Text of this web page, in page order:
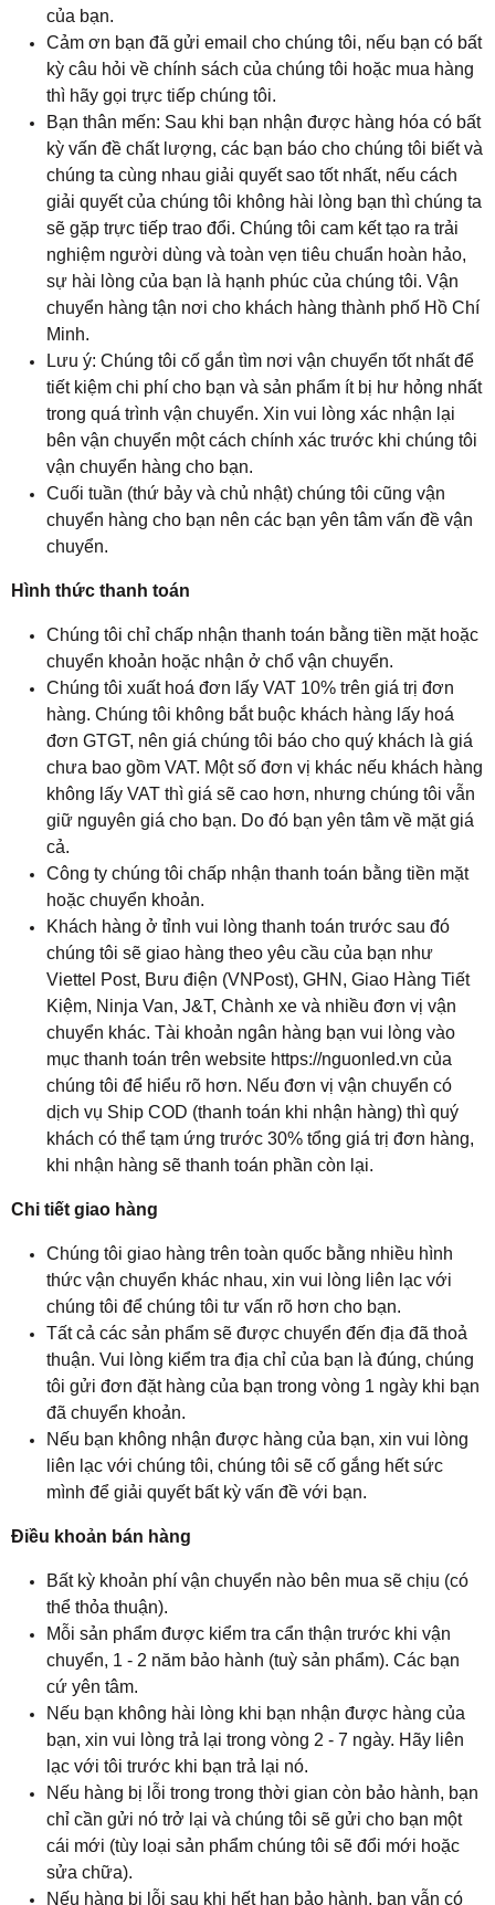
của bạn.
Cảm ơn bạn đã gửi email cho chúng tôi, nếu bạn có bất
kỳ câu hỏi về chính sách của chúng tôi hoặc mua hàng
thì hãy gọi trực tiếp chúng tôi.
Bạn thân mến: Sau khi bạn nhận được hàng hóa có bất
kỳ vấn đề chất lượng, các bạn báo cho chúng tôi biết và
chúng ta cùng nhau giải quyết sao tốt nhất, nếu cách
giải quyết của chúng tôi không hài lòng bạn thì chúng ta
sẽ gặp trực tiếp trao đổi. Chúng tôi cam kết tạo ra trải
nghiệm người dùng và toàn vẹn tiêu chuẩn hoàn hảo,
sự hài lòng của bạn là hạnh phúc của chúng tôi. Vận
chuyển hàng tận nơi cho khách hàng thành phố Hồ Chí
Minh.
Lưu ý: Chúng tôi cố gắn tìm nơi vận chuyển tốt nhất để
tiết kiệm chi phí cho bạn và sản phẩm ít bị hư hỏng nhất
trong quá trình vận chuyển. Xin vui lòng xác nhận lại
bên vận chuyển một cách chính xác trước khi chúng tôi
vận chuyển hàng cho bạn.
Cuối tuần (thứ bảy và chủ nhật) chúng tôi cũng vận
chuyển hàng cho bạn nên các bạn yên tâm vấn đề vận
chuyển.
Hình thức thanh toán
Chúng tôi chỉ chấp nhận thanh toán bằng tiền mặt hoặc
chuyển khoản hoặc nhận ở chổ vận chuyển.
Chúng tôi xuất hoá đơn lấy VAT 10% trên giá trị đơn
hàng. Chúng tôi không bắt buộc khách hàng lấy hoá
đơn GTGT, nên giá chúng tôi báo cho quý khách là giá
chưa bao gồm VAT. Một số đơn vị khác nếu khách hàng
không lấy VAT thì giá sẽ cao hơn, nhưng chúng tôi vẫn
giữ nguyên giá cho bạn. Do đó bạn yên tâm về mặt giá
cả.
Công ty chúng tôi chấp nhận thanh toán bằng tiền mặt
hoặc chuyển khoản.
Khách hàng ở tỉnh vui lòng thanh toán trước sau đó
chúng tôi sẽ giao hàng theo yêu cầu của bạn như
Viettel Post, Bưu điện (VNPost), GHN, Giao Hàng Tiết
Kiệm, Ninja Van, J&T, Chành xe và nhiều đơn vị vận
chuyển khác. Tài khoản ngân hàng bạn vui lòng vào
mục thanh toán trên website https://nguonled.vn của
chúng tôi để hiểu rõ hơn. Nếu đơn vị vận chuyển có
dịch vụ Ship COD (thanh toán khi nhận hàng) thì quý
khách có thể tạm ứng trước 30% tổng giá trị đơn hàng,
khi nhận hàng sẽ thanh toán phần còn lại.
Chi tiết giao hàng
Chúng tôi giao hàng trên toàn quốc bằng nhiều hình
thức vận chuyển khác nhau, xin vui lòng liên lạc với
chúng tôi để chúng tôi tư vấn rõ hơn cho bạn.
Tất cả các sản phẩm sẽ được chuyển đến địa đã thoả
thuận. Vui lòng kiểm tra địa chỉ của bạn là đúng, chúng
tôi gửi đơn đặt hàng của bạn trong vòng 1 ngày khi bạn
đã chuyển khoản.
Nếu bạn không nhận được hàng của bạn, xin vui lòng
liên lạc với chúng tôi, chúng tôi sẽ cố gắng hết sức
mình để giải quyết bất kỳ vấn đề với bạn.
Điều khoản bán hàng
Bất kỳ khoản phí vận chuyển nào bên mua sẽ chịu (có
thể thỏa thuận).
Mỗi sản phẩm được kiểm tra cẩn thận trước khi vận
chuyển, 1 - 2 năm bảo hành (tuỳ sản phẩm). Các bạn
cứ yên tâm.
Nếu bạn không hài lòng khi bạn nhận được hàng của
bạn, xin vui lòng trả lại trong vòng 2 - 7 ngày. Hãy liên
lạc với tôi trước khi bạn trả lại nó.
Nếu hàng bị lỗi trong trong thời gian còn bảo hành, bạn
chỉ cần gửi nó trở lại và chúng tôi sẽ gửi cho bạn một
cái mới (tùy loại sản phẩm chúng tôi sẽ đổi mới hoặc
sửa chữa).
Nếu hàng bị lỗi sau khi hết hạn bảo hành, bạn vẫn có